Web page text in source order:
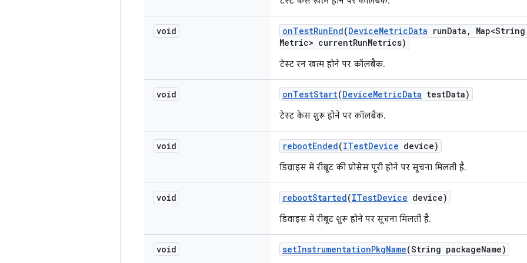
void onTestRunEnd(DeviceMetricData runData , Map<String
Metric> currentRunMetrics)
टेस्ट रन खत्म होने पर कॉलबैक.
void onTestStart(DeviceMetricData testData)
टेस्ट केस शुरू होने पर कॉलबैक.
void rebootEnded(ITestDevice device)
डिवाइस में रीबूट की प्रोसेस पूरी होने पर सूचना मिलती है.
void rebootStarted(ITestDevice device)
डिवाइस में रीबूट शुरू होने पर सूचना मिलती है.
void setInstrumentationPkgName(String packageName)